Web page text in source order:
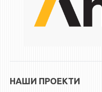
НАШИ ПРОЕКТИ